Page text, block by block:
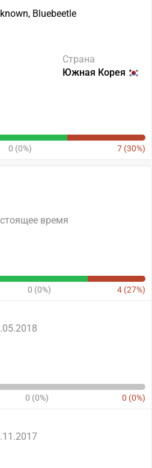
Bluebeetle
Страна
Южная Корея
0 (0%) 7 (30%)
время
0 (0%) 4 (27%)
0 (0%) 0 (0%)